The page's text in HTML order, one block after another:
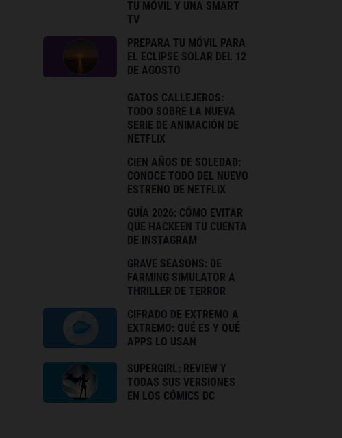
TU MÓVIL Y UNA SMART
TV
PREPARA TU MÓVIL PARA
EL ECLIPSE SOLAR DEL 12
DE AGOSTO
GATOS CALLEJEROS:
TODO SOBRE LA NUEVA
SERIE DE ANIMACIÓN DE
NETFLIX
CIEN AÑOS DE SOLEDAD:
CONOCE TODO DEL NUEVO
ESTRENO DE NETFLIX
GUÍA 2026: CÓMO EVITAR
QUE HACKEEN TU CUENTA
DE INSTAGRAM
GRAVE SEASONS: DE
FARMING SIMULATOR A
THRILLER DE TERROR
CIFRADO DE EXTREMO A
EXTREMO: QUÉ ES Y QUÉ
APPS LO USAN
SUPERGIRL: REVIEW Y
TODAS SUS VERSIONES
EN LOS CÓMICS DC